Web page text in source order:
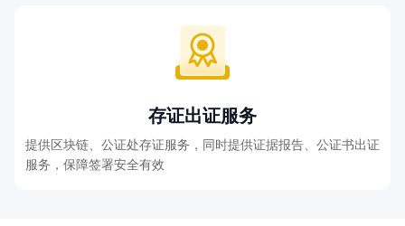
存证出证服务
提供区块链、公证处存证服务，同时提供证据报告、公证书出证
服务，保障签署安全有效